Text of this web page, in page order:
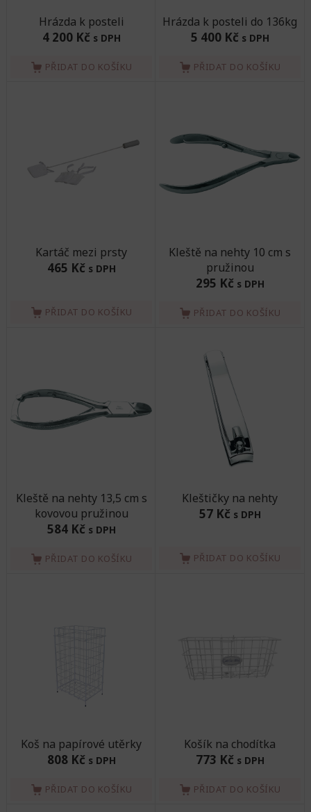
Hrázda k posteli
4 200 Kč s DPH
PŘIDAT DO KOŠÍKU
Hrázda k posteli do 136kg
5 400 Kč s DPH
PŘIDAT DO KOŠÍKU
Kartáč mezi prsty
465 Kč s DPH
PŘIDAT DO KOŠÍKU
Kleště na nehty 10 cm s
pružinou
295 Kč s DPH
PŘIDAT DO KOŠÍKU
Kleště na nehty 13,5 cm s
kovovou pružinou
584 Kč s DPH
PŘIDAT DO KOŠÍKU
Kleštičky na nehty
57 Kč s DPH
PŘIDAT DO KOŠÍKU
Koš na papírové utěrky
808 Kč s DPH
PŘIDAT DO KOŠÍKU
Košík na chodítka
773 Kč s DPH
PŘIDAT DO KOŠÍKU